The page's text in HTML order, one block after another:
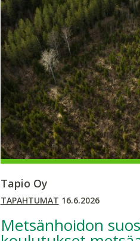
Tapio Oy
TAPAHTUMAT 16.6.2026
Metsänhoidon